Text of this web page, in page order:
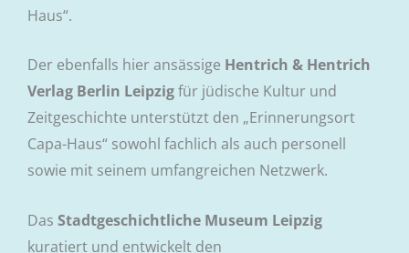
Haus“.
Der ebenfalls hier ansässige Hentrich & Hentrich
Verlag Berlin Leipzigfür jüdische Kultur und
Zeitgeschichte unterstützt den „Erinnerungsort
Capa-Haus“ sowohl fachlich als auch personell
sowie mit seinem umfangreichen Netzwerk.
Das Stadtgeschichtliche Museum Leipzig
kuratiert und entwickelt den